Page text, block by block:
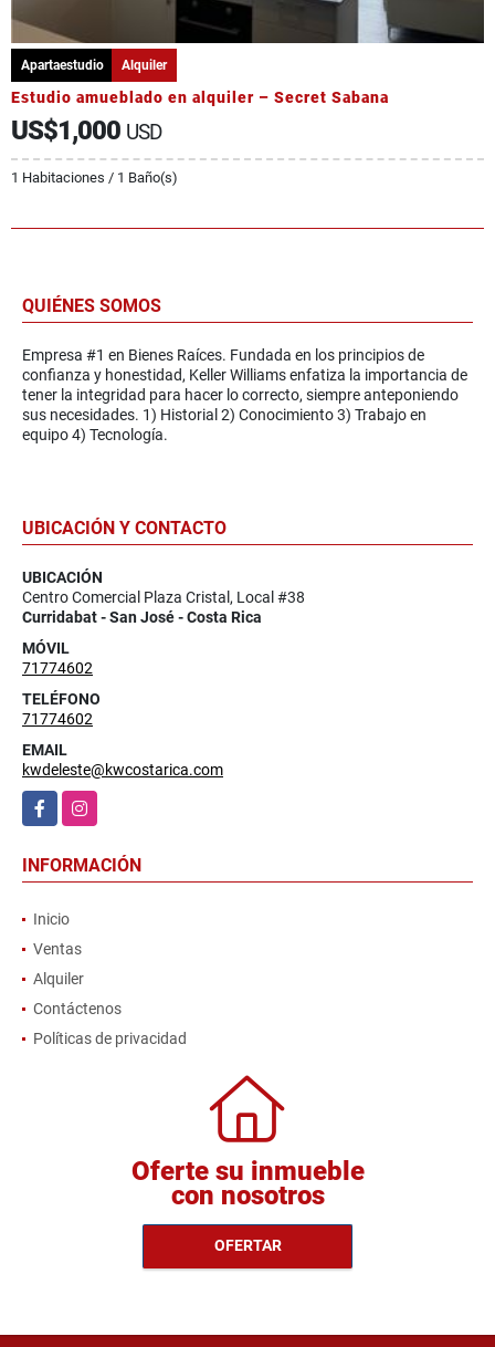
Apartaestudio Alquiler
Estudio amueblado en alquiler – Secret Sabana
US$1,000 USD
1 Habitaciones / 1 Baño(s)
QUIÉNES SOMOS
Empresa #1 en Bienes Raíces. Fundada en los principios de
confianza y honestidad, Keller Williams enfatiza la importancia de
tener la integridad para hacer lo correcto, siempre anteponiendo
sus necesidades. 1) Historial 2) Conocimiento 3) Trabajo en
equipo 4) Tecnología.
UBICACIÓN Y CONTACTO
UBICACIÓN
Centro Comercial Plaza Cristal, Local #38
Curridabat - San José - Costa Rica
MÓVIL
71774602
TELÉFONO
71774602
EMAIL
kwdeleste@kwcostarica.com
FacebookInstagram
INFORMACIÓN
Inicio
Ventas
Alquiler
Contáctenos
Políticas de privacidad
Oferte su inmueble
con nosotros
OFERTAR